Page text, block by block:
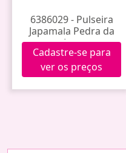
6386029 - Pulseira
Japamala Pedra da
Lua
Cadastre-se para
ver os preços